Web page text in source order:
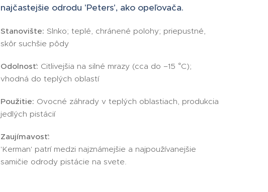
najčastejšie odrodu 'Peters', ako opeľovača.
Stanovište: Slnko; teplé, chránené polohy; priepustné,
skôr suchšie pôdy
Odolnosť: Citlivejšia na silné mrazy (cca do –15 °C);
vhodná do teplých oblastí
Použitie: Ovocné záhrady v teplých oblastiach, produkcia
jedlých pistácií
Zaujímavosť:
'Kerman' patrí medzi najznámejšie a najpoužívanejšie
samičie odrody pistácie na svete.